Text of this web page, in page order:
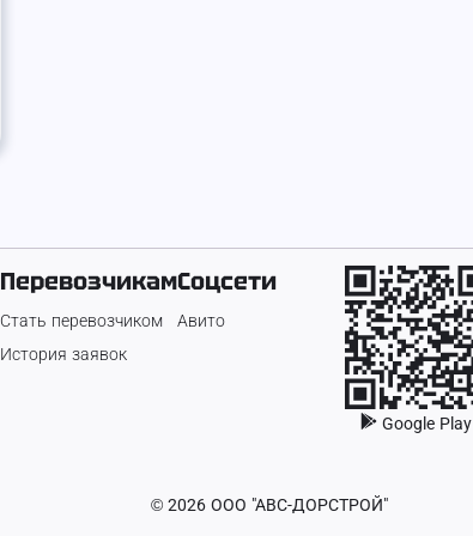
Перевозчикам
Стать перевозчиком
История заявок
Соцсети
Авито
Google Play
© 2026 ООО "АВС-ДОРСТРОЙ"